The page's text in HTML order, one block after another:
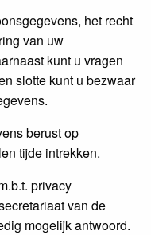
het recht
van uw
kunt u vragen
slotte kunt u bezwaar
berust op
tijde intrekken.
privacy
van de
mogelijk antwoord.